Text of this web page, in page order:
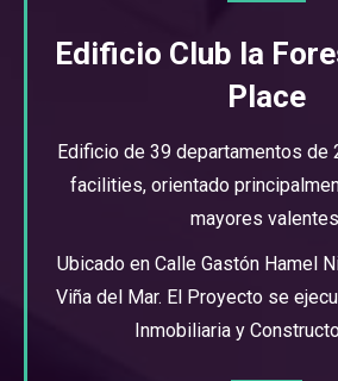
Edificio Club la
Place
Edificio de 39 departamentos de
facilities, orientado
mayores
Ubicado en Calle Gastón Hamel
Viña del Mar. El Proyecto se
Inmobiliaria y